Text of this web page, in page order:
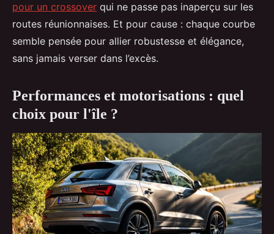
pour un crossover qui ne passe pas inaperçu sur les
routes réunionnaises. Et pour cause : chaque courbe
semble pensée pour allier robustesse et élégance,
sans jamais verser dans l’excès.
Performances et motorisations : quel
choix pour l'île ?